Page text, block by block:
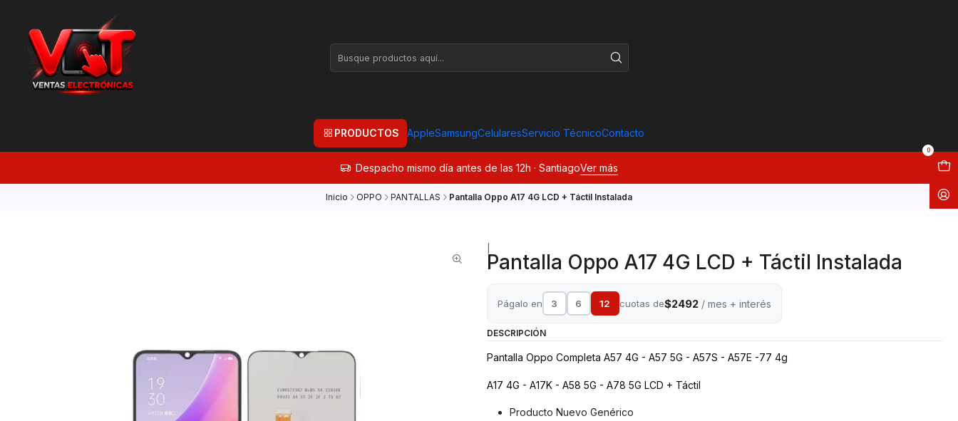
PRODUCTOS AppleSamsungCelularesServicio TécnicoContacto
0
Despacho mismo día antes de las 12h · SantiagoVer más
Inicio OPPO PANTALLAS Pantalla Oppo A17 4G LCD + Táctil Instalada
Pantalla Oppo A17 4G LCD + Táctil Instalada
Págalo en 3 6 12 cuotas de$2492/ mes + interés
DESCRIPCIÓN
Pantalla Oppo Completa A57 4G - A57 5G - A57S - A57E -77 4g
A17 4G - A17K - A58 5G - A78 5G LCD + Táctil
Producto Nuevo Genérico